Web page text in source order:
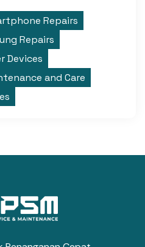
Repairs
Repairs
Devices
and Care